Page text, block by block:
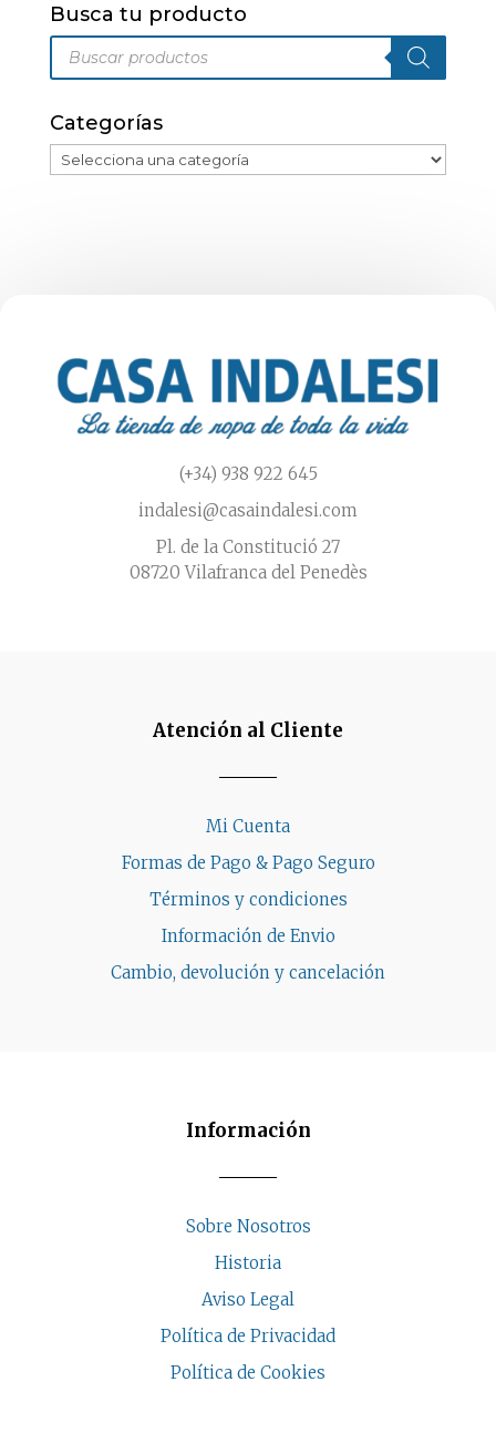
opciones
se
en
la
página
Busca tu producto
Búsqueda
productos
Categorías
(+34) 938 922 645
indalesi@casaindalesi.com
Pl. de la Constitució 27
08720 Vilafranca del Penedès
Atención al Cliente
Mi Cuenta
Formas de Pago & Pago Seguro
Términos y condiciones
Información de Envio
Cambio, devolución y cancelación
Información
Sobre Nosotros
Historia
Aviso Legal
Política de Privacidad
Política de Cookies